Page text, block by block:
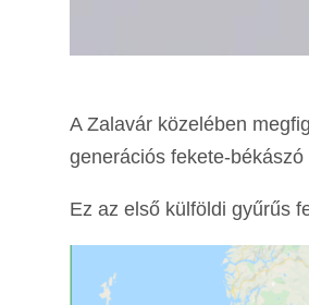
A Zalavár közelében
generációs fekete-
Ez az első külföldi gyűrűs